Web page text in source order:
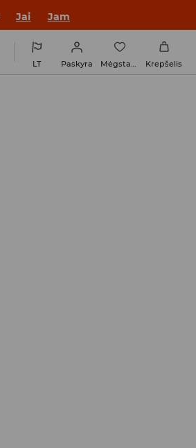
Jai Jam
LT Paskyra Mėgstamiausi Krepšelis